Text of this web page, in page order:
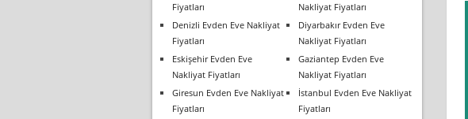
Fiyatları
Nakliyat Fiyatları
Denizli Evden Eve Nakliyat
Fiyatları
Diyarbakır Evden Eve
Nakliyat Fiyatları
Eskişehir Evden Eve
Nakliyat Fiyatları
Gaziantep Evden Eve
Nakliyat Fiyatları
Giresun Evden Eve Nakliyat
Fiyatları
İstanbul Evden Eve Nakliyat
Fiyatları